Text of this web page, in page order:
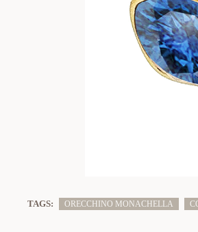
TAGS: ORECCHINO MONACHELLA